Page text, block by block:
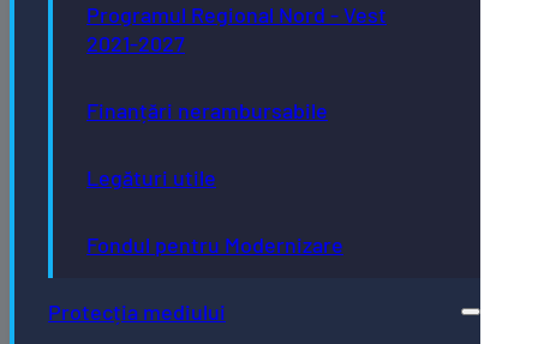
Programul Regional Nord - Vest
2021-2027
Finanțări nerambursabile
Legături utile
Fondul pentru Modernizare
Protecția mediului